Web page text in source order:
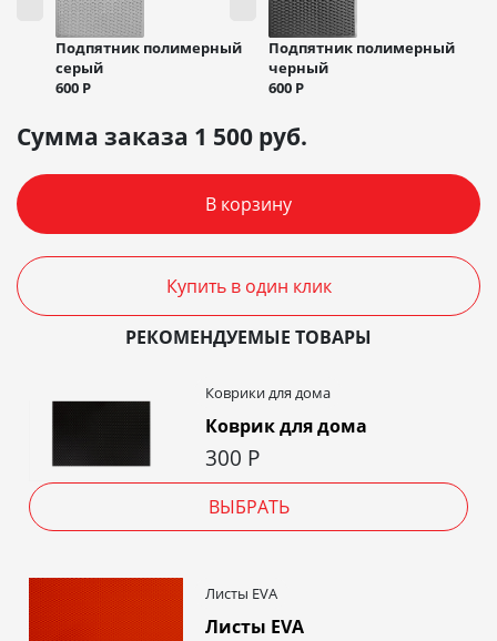
Подпятник полимерный
серый
600 Р
Подпятник полимерный
черный
600 Р
Сумма заказа 1 500 руб.
В корзину
Купить в один клик
РЕКОМЕНДУЕМЫЕ ТОВАРЫ
Коврики для дома
Коврик для дома
300 Р
ВЫБРАТЬ
Листы EVA
Листы EVA